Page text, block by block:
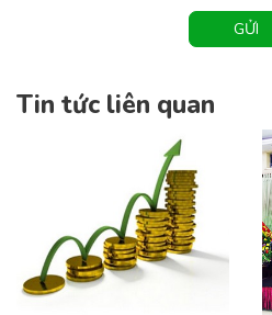
GỬI
Tin tức liên quan